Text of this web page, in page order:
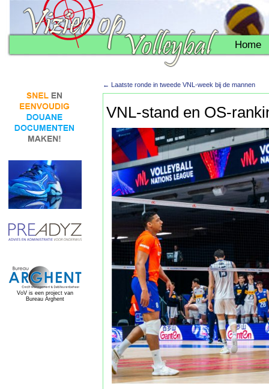
Home
VoV is een project van
Bureau Arghent
← Laatste ronde in tweede VNL-week bij de mannen
VNL-stand en OS-